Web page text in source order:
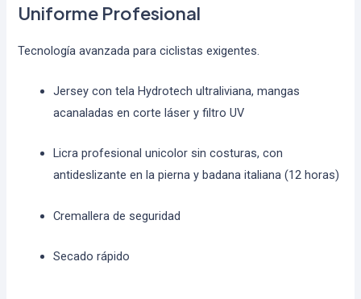
Uniforme Profesional
Tecnología avanzada para ciclistas exigentes.
Jersey con tela Hydrotech ultraliviana, mangas
acanaladas en corte láser y filtro UV
Licra profesional unicolor sin costuras, con
antideslizante en la pierna y badana italiana (12 horas)
Cremallera de seguridad
Secado rápido